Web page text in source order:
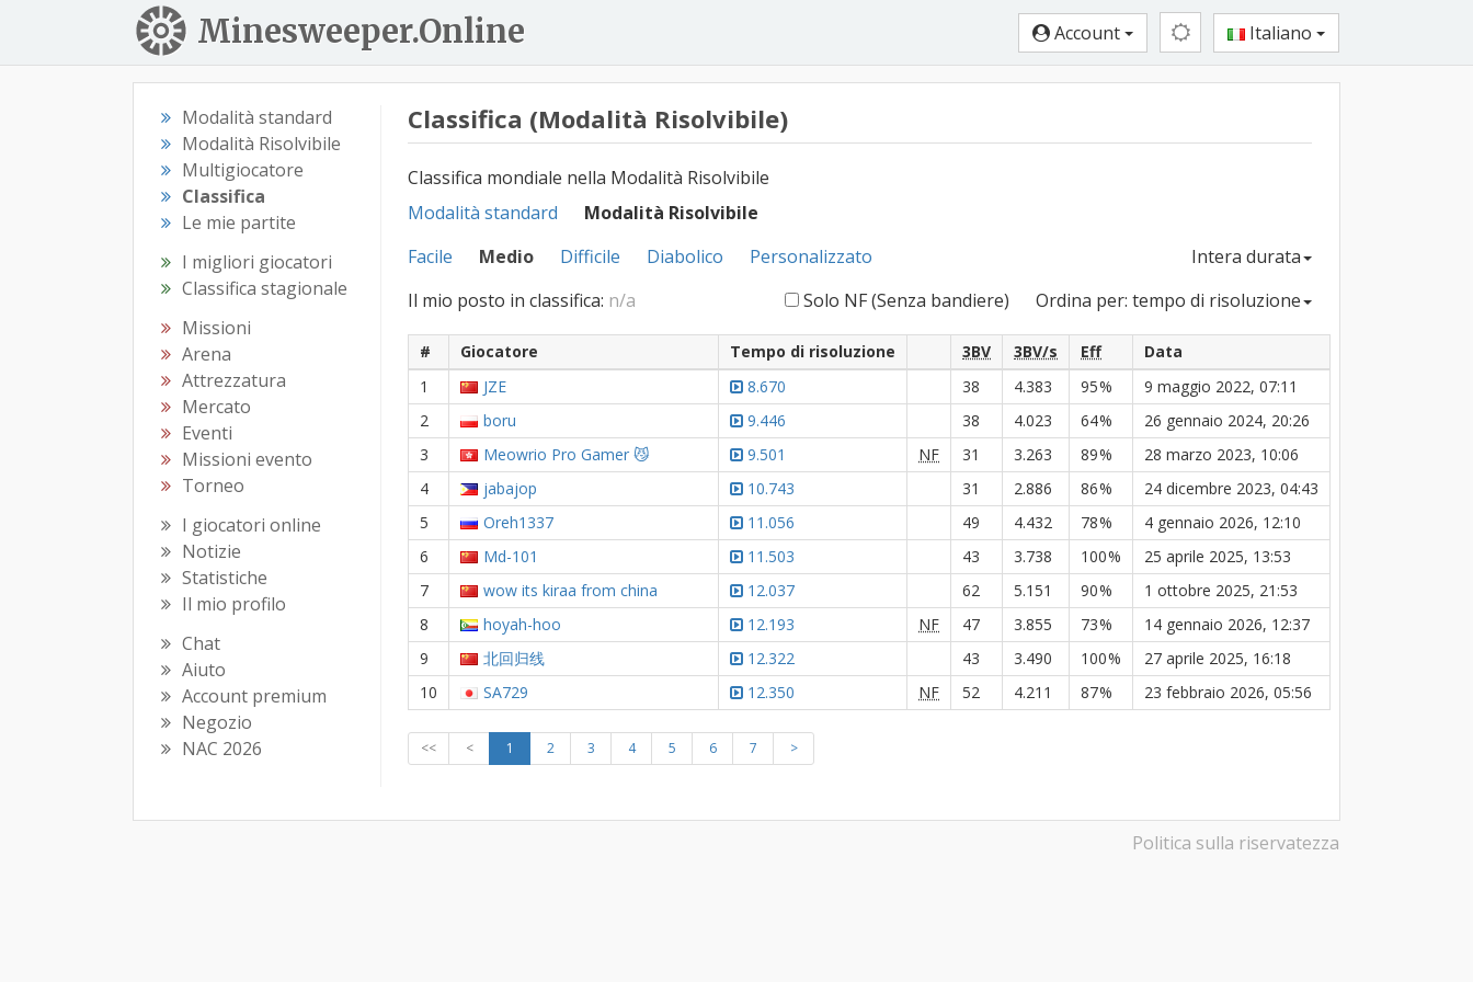
Minesweeper.Online Account Italiano
Modalità standard
Modalità Risolvibile
Multigiocatore
Classifica
Le mie partite
I migliori giocatori
Classifica stagionale
Missioni
Arena
Attrezzatura
Mercato
Eventi
Missioni evento
Torneo
I giocatori online
Notizie
Statistiche
Il mio profilo
Chat
Aiuto
Account premium
Negozio
NAC 2026
Classifica (Modalità Risolvibile)
Classifica mondiale nella Modalità Risolvibile
Modalità standard
Modalità Risolvibile
Facile
Medio Difficile Diabolico Personalizzato
Intera durata
Il mio posto in classifica: n/a Solo NF (Senza bandiere) Ordina per: tempo di risoluzione
# Giocatore Tempo di risoluzione 3BV 3BV/s Eff
Data
1
JZE 8.670 38 4.383 95%
9 maggio 2022, 07:11
2
boru 9.446 38 4.023 64%
26 gennaio 2024, 20:26
3
Meowrio Pro Gamer 😼 9.501 NF 31 3.263 89%
28 marzo 2023, 10:06
4
jabajop 10.743 31 2.886 86%
24 dicembre 2023, 04:43
5
Oreh1337 11.056 49 4.432 78%
4 gennaio 2026, 12:10
6
Md-101 11.503 43 3.738 100%
25 aprile 2025, 13:53
7
wow its kiraa from china 12.037 62 5.151 90%
1 ottobre 2025, 21:53
8
hoyah-hoo 12.193 NF 47 3.855 73%
14 gennaio 2026, 12:37
9
北回归线 12.322 43 3.490 100%
27 aprile 2025, 16:18
10
SA729 12.350 NF 52 4.211 87% 23 febbraio 2026, 05:56
<< < 1 2 3 4 5 6 7 >
Politica sulla riservatezza